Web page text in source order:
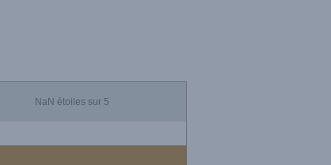
NaN étoiles sur 5